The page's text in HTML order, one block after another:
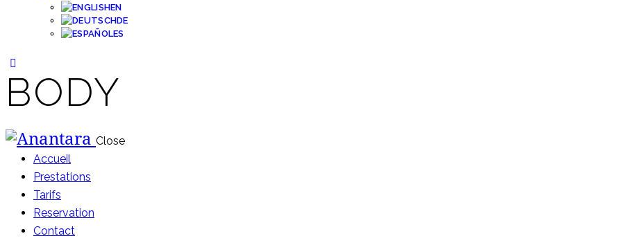
EN
DE
ES
BODY
Close
Accueil
Prestations
Tarifs
Reservation
Contact